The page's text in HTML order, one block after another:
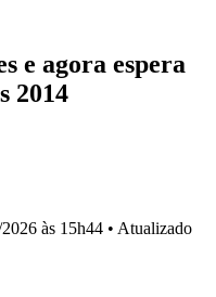
e agora espera
2014
às 15h44 • Atualizado